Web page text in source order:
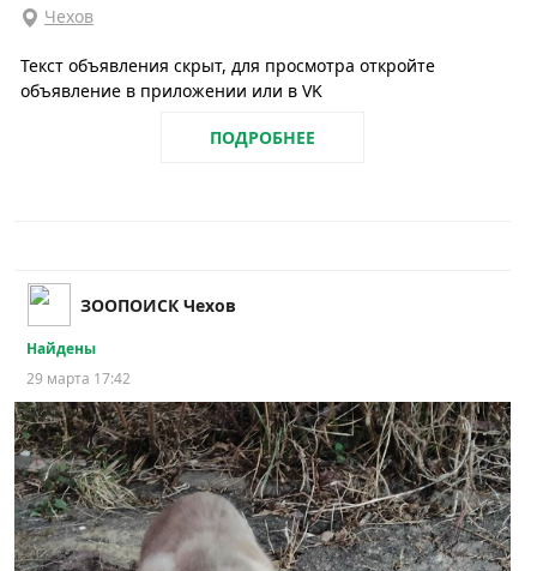
Чехов
Текст объявления скрыт, для просмотра откройте
объявление в приложении или в VK
ПОДРОБНЕЕ
ЗООПОИСК Чехов
Найдены
29 марта 17:42